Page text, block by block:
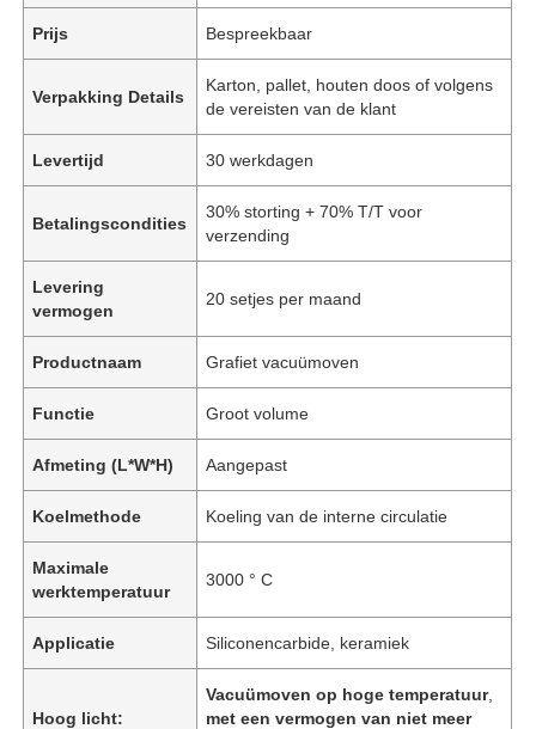
Prijs Bespreekbaar
Verpakking Details
Karton, pallet, houten doos of volgens
de vereisten van de klant
Levertijd 30 werkdagen
Betalingscondities
30% storting + 70% T/T voor
verzending
Levering
vermogen
20 setjes per maand
Productnaam Grafiet vacuümoven
Functie Groot volume
Afmeting (L*W*H) Aangepast
Koelmethode Koeling van de interne circulatie
Maximale
werktemperatuur
3000 ° C
Applicatie Siliconencarbide, keramiek
Hoog licht:
Vacuümoven op hoge temperatuur,
met een vermogen van niet meer